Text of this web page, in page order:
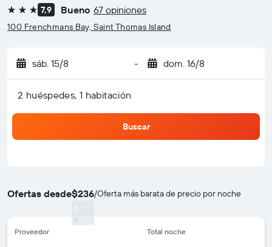
3 estrellas
7,9 Bueno 67 opiniones
100 Frenchmans Bay, Saint Thomas Island
sáb. 15/8 - dom. 16/8
2 huéspedes, 1 habitación
Buscar
Ofertas desde$236/Oferta más barata de precio por noche
Proveedor Total noche